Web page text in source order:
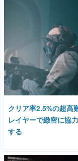
クリア率2.5%の超高
レイヤーで緻密に協
する